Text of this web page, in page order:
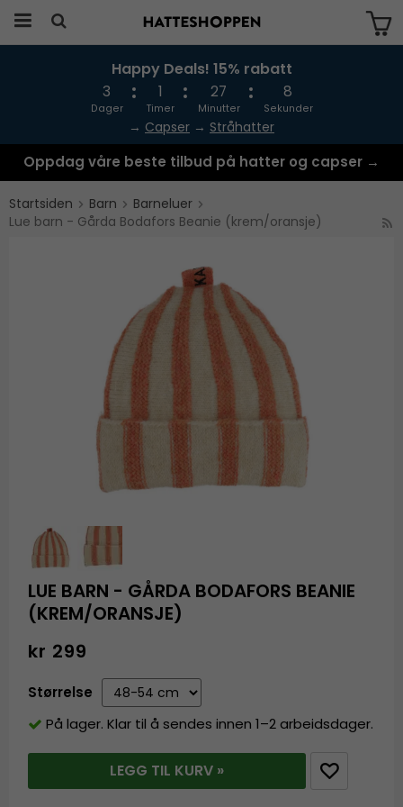
Produktet har blitt lagt til i handlekurven
Happy Deals! 15% rabatt
3
Dager
1
Timer
27
Minutter
8
Sekunder
→ Capser → Stråhatter
Oppdag våre beste tilbud på hatter og capser →
Startsiden Barn
Barneluer
Lue barn - Gårda Bodafors Beanie (krem/oransje)
LUE BARN - GÅRDA BODAFORS BEANIE
(KREM/ORANSJE)
kr 299
Størrelse
På lager. Klar til å sendes innen 1–2 arbeidsdager.
LEGG TIL KURV »